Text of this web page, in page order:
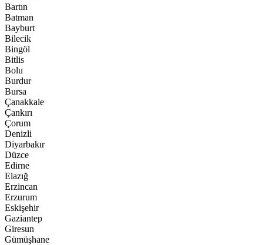
Bartın
Batman
Bayburt
Bilecik
Bingöl
Bitlis
Bolu
Burdur
Bursa
Çanakkale
Çankırı
Çorum
Denizli
Diyarbakır
Düzce
Edirne
Elazığ
Erzincan
Erzurum
Eskişehir
Gaziantep
Giresun
Gümüşhane